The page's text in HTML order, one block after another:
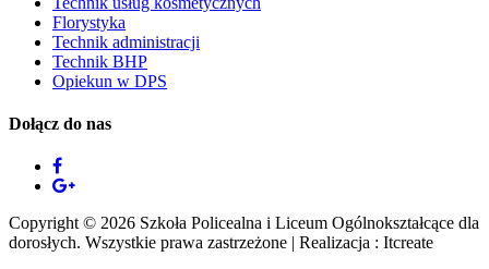
Florystyka
Technik administracji
Technik BHP
Opiekun w DPS
Dołącz do nas
Copyright © 2026 Szkoła Policealna i Liceum Ogólnokształcące dla
dorosłych. Wszystkie prawa zastrzeżone | Realizacja : Itcreate